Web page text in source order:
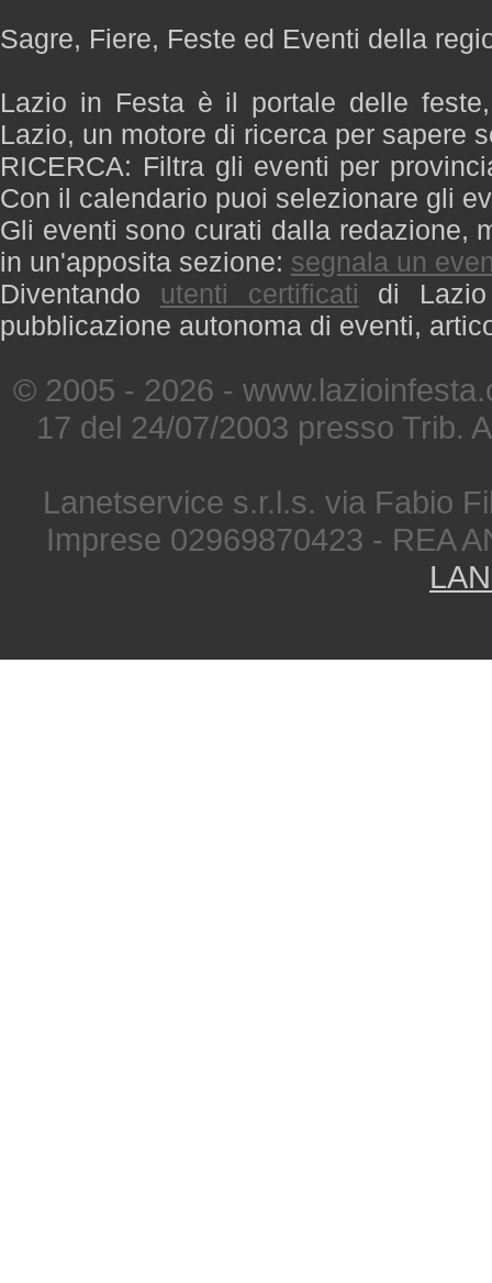
Sagre, Fiere, Feste ed Eventi della
Lazio in Festa è il portale delle
Lazio, un motore di ricerca per sapere
RICERCA: Filtra gli eventi per
Con il calendario puoi selezionare gli
Gli eventi sono curati dalla redazione,
in un'apposita sezione: segnala un
Diventando utenti certificati di
pubblicazione autonoma di eventi,
© 2005 - 2026 -
17 del 24/07/2003 presso Trib.
Lanetservice s.r.l.s. via Fabio
Imprese 02969870423 - REA